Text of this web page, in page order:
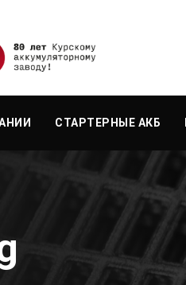
СТАРТЕРНЫЕ АКБ